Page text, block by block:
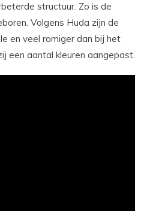
structuur. Zo is de
Volgens Huda zijn de
en veel romiger dan bij het
een aantal kleuren aangepast.